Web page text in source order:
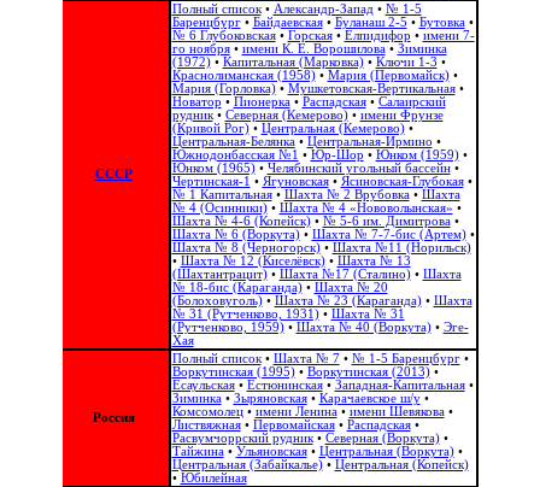
СССР
Полный список• Александр-Запад • № 1-5
Баренцбург• Байдаевская• Буланаш 2-5 • Бутовка•
№ 6 Глубоковская• Горская• Елпидифор • имени 7-
го ноября• имени К. Е. Ворошилова• Зиминка
(1972)• Капитальная (Марковка)• Ключи 1-3 •
Краснолиманская (1958)• Мария (Первомайск)•
Мария (Горловка)• Мушкетовская-Вертикальная•
Новатор • Пионерка• Распадская• Салаирский
рудник• Северная (Кемерово)• имени Фрунзе
(Кривой Рог)• Центральная (Кемерово)•
Центральная-Белянка• Центральная-Ирмино •
Южнодонбасская №1 • Юр-Шор • Юнком (1959)•
Юнком (1965)• Челябинский угольный бассейн•
Чертинская-1 • Ягуновская• Ясиновская-Глубокая•
№ 1 Капитальная• Шахта № 2 Врубовка• Шахта
№ 4 (Осинники)• Шахта № 4 «Нововолынская» •
Шахта № 4-6 (Копейск)• № 5-6 им. Димитрова•
Шахта № 6 (Воркута)• Шахта № 7-7-бис (Артем)•
Шахта № 8 (Черногорск)• Шахта №11 (Норильск)
• Шахта № 12 (Киселёвск)• Шахта № 13
(Шахтантрацит)• Шахта №17 (Сталино)• Шахта
№ 18-бис (Караганда)• Шахта № 20
(Болоховуголь)‎• Шахта № 23 (Караганда)• Шахта
№ 31 (Рутченково, 1931)• Шахта № 31
(Рутченково, 1959)• Шахта № 40 (Воркута)• Эге-
Хая
Россия
Полный список• Шахта № 7• № 1-5 Баренцбург•
Воркутинская (1995)• Воркутинская (2013)•
Есаульская• Естюнинская• Западная-Капитальная•
Зиминка• Зыряновская• Карачаевское ш/у•
Комсомолец• имени Ленина• имени Шевякова•
Листвяжная• Первомайская• Распадская•
Расвумчоррский рудник• Северная (Воркута)•
Тайжина• Ульяновская• Центральная (Воркута)•
Центральная (Забайкалье)• Центральная (Копейск)
• Юбилейная